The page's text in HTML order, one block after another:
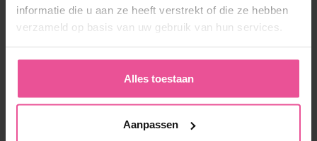
informatie die u aan ze heeft verstrekt of die ze hebben
verzameld op basis van uw gebruik van hun services.
Alles toestaan
Aanpassen
moet geven. Ik vind dat jullie een goede service
geven! Als wij bij jullie bestellen, wordt dit snel
verstuurd. En als er leveringsproblemen zijn
ondernemen jullie heel snel actie.’